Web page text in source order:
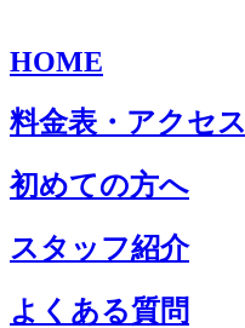
HOME
料金表・アクセス
初めての方へ
スタッフ紹介
よくある質問